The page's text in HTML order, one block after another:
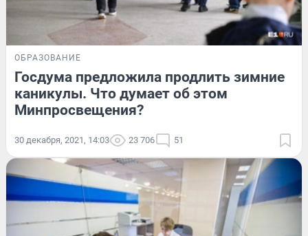
ОБРАЗОВАНИЕ
Госдума предложила продлить зимние
каникулы. Что думает об этом
Минпросвещения?
30 декабря, 2021, 14:03 23 706 51